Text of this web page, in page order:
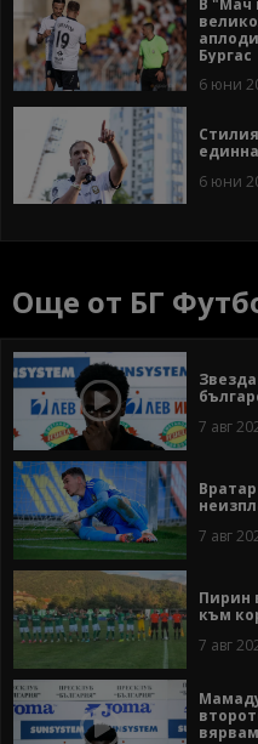
Бургас
6 юни
6 юни
Още от БГ
7 авг
7 авг
Пирин
към
7 авг